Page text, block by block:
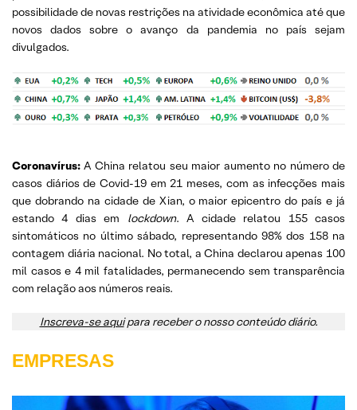
possibilidade de novas restrições na atividade econômica até que
novos dados sobre o avanço da pandemia no país sejam
divulgados.
Coronavírus: A China relatou seu maior aumento no número de
casos diários de Covid-19 em 21 meses, com as infecções mais
que dobrando na cidade de Xian, o maior epicentro do país e já
estando 4 dias em lockdown. A cidade relatou 155 casos
sintomáticos no último sábado, representando 98% dos 158 na
contagem diária nacional. No total, a China declarou apenas 100
mil casos e 4 mil fatalidades, permanecendo sem transparência
com relação aos números reais.
Inscreva-se aquipara receber o nosso conteúdo diário.
EMPRESAS